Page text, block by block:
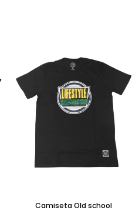
Camiseta Old school